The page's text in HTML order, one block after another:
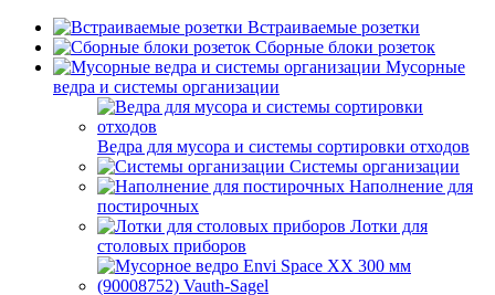
Встраиваемые розетки
Сборные блоки розеток
Мусорные
ведра и системы организации
Ведра для мусора и системы сортировки отходов
Системы организации
Наполнение для
постирочных
Лотки для
столовых приборов